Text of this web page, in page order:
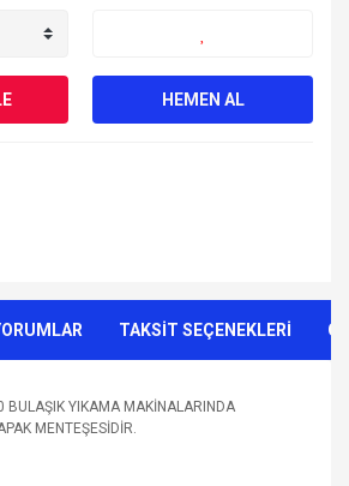
HEMEN AL
TAKSİT SEÇENEKLERİ
BULAŞIK YIKAMA MAKİNALARINDA
MENTEŞESİDİR.